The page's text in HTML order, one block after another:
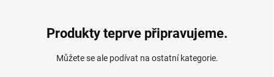
Produkty teprve připravujeme.
Můžete se ale podívat na ostatní kategorie.